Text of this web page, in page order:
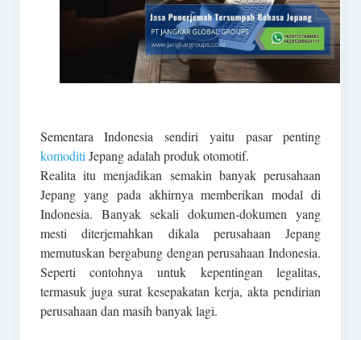
Sementara Indonesia sendiri yaitu pasar penting
komoditi Jepang adalah produk otomotif.
Realita itu menjadikan semakin banyak perusahaan
Jepang yang pada akhirnya memberikan modal di
Indonesia. Banyak sekali dokumen-dokumen yang
mesti diterjemahkan dikala perusahaan Jepang
memutuskan bergabung dengan perusahaan Indonesia.
Seperti contohnya untuk kepentingan legalitas,
termasuk juga surat kesepakatan kerja, akta pendirian
perusahaan dan masih banyak lagi.